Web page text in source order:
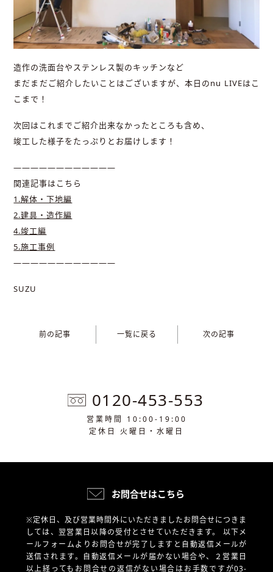
造作の洗面台やステンレス製のキッチンなど
まだまだご紹介したいことはございますが、本日のnu LIVEはこ
こまで！
次回はこれまでご紹介出来なかったところも含め、
竣工した様子をたっぷりとお届けします！
————————————
関連記事はこちら
1.解体・下地編
2.建具・造作編
4.竣工編
5.施工事例
————————————
SUZU
前の記事 一覧に戻る 次の記事
0120-453-553
営業時間 10:00-19:00
定休日 火曜日・水曜日
お問合せはこちら
※定休日、及び営業時間外にいただきましたお問合せにつきま
しては、翌営業日以降の受付とさせていただきます。 以下メ
ールフォームよりお問合せが完了しますと自動返信メールが
送信されます。自動返信メールが届かない場合や、
２営業日
以上経ってもお問合せの返信がない場合はお手数ですが03-